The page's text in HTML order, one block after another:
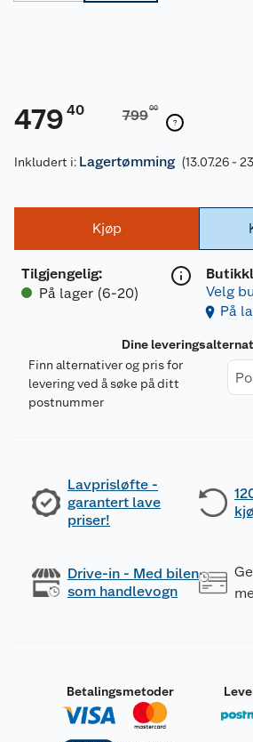
479 40 79900
Inkludert i: Lagertømming (13.07.26 -
Kjøp
Tilgjengelig:
På lager (6-20)
Velg
På
Dine
Finn alternativer og pris for
levering ved å søke på ditt
postnummer
Lavprisløfte -
garantert lave
priser!
Drive-in - Med bilen
som handlevogn
Betalingsmetoder